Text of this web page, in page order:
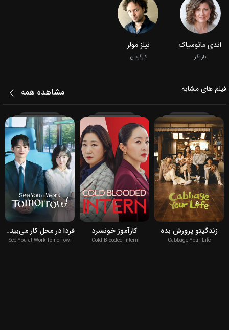
اندی ماتوسیاک
بازیگر
نیلز مولر
کارگردان
فیلم‌ های مشابه مشاهده همه
2026
زندگیتو پرورش بده
Cabbage Your Life
2023
کارآموز خونسرد
Cold Blooded Intern
2026
فردا در محل کار می‌بینمت!
See You at Work Tomorrow!